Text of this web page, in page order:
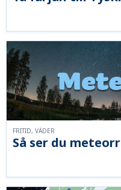
Så ser du
FRITID, VÄDER